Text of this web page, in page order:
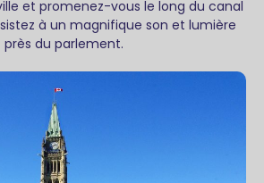
et promenez-vous le long du canal
à un magnifique son et lumière
près du parlement.